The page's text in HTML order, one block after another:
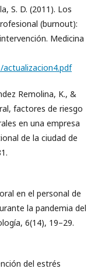
S. D. (2011). Los
(burnout):
Medicina
Remolina, K., &
factores de riesgo
en una empresa
de la ciudad de
en el personal de
la pandemia del
6(14), 19–29.
del estrés